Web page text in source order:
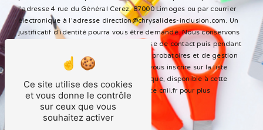
l'adresse 4 rue du Général Cerez, 87000 Limoges ou par courrier
électronique à l'adresse direction@chrysalides-inclusion.com. Un
justificatif d'identité pourra vous être demandé. Nous conservons
vos données pendant la période de prise de contact puis pendant
la durée de prescription légale aux fins probatoires et de gestion
des contentieux. Vous avez le droit de vous inscrire sur la liste
d'opposition au démarchage téléphonique, disponible à cette
adresse: Bloctel.gouv.fr
. Consultez le site cnil.fr pour plus
Ce site utilise des cookies
et vous donne le contrôle
sur ceux que vous
souhaitez activer